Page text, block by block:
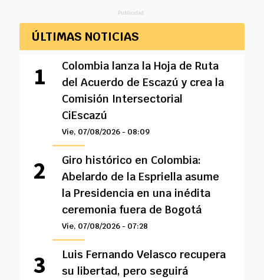
Publicidad
ÚLTIMAS NOTICIAS
Colombia lanza la Hoja de Ruta
del Acuerdo de Escazú y crea la
Comisión Intersectorial
CiEscazú
Vie, 07/08/2026 - 08:09
Giro histórico en Colombia:
Abelardo de la Espriella asume
la Presidencia en una inédita
ceremonia fuera de Bogotá
Vie, 07/08/2026 - 07:28
Luis Fernando Velasco recupera
su libertad, pero seguirá